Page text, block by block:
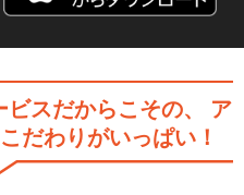
スだからこその、
ア
だわりがいっぱい！